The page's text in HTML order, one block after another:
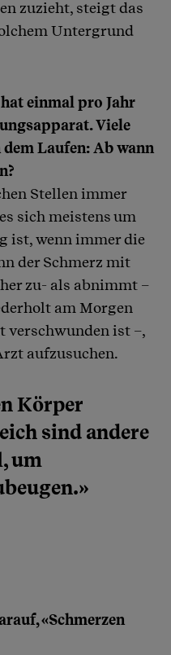
zuzieht, steigt das
Untergrund
einmal pro Jahr
Viele
dem Laufen: Ab wann
Stellen immer
sich meistens um
ist, wenn immer die
der Schmerz mit
zu- als abnimmt –
am Morgen
verschwunden ist –,
aufzusuchen.
Körper
sind andere
um
«Schmerzen